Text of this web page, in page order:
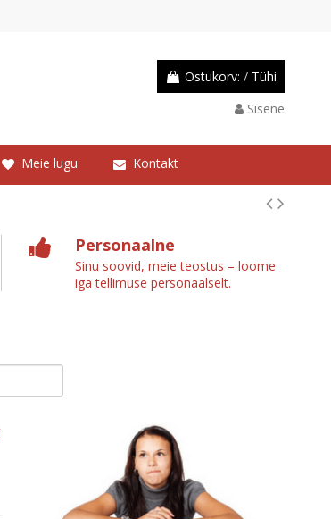
Ostukorv: / Tühi
Sisene
Meie lugu Kontakt
Personaalne
Sinu soovid, meie teostus – loome
iga tellimuse personaalselt.